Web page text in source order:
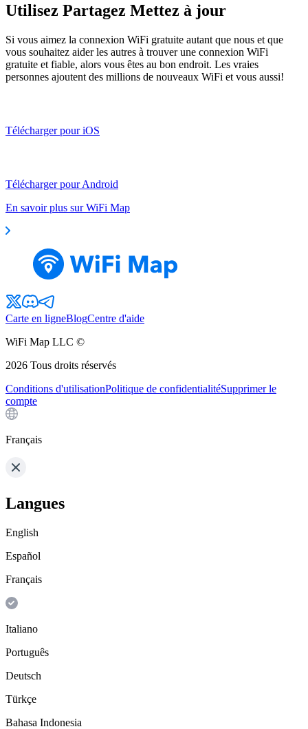
Utilisez Partagez Mettez à jour
Si vous aimez la connexion WiFi gratuite autant que nous et que
vous souhaitez aider les autres à trouver une connexion WiFi
gratuite et fiable, alors vous êtes au bon endroit. Les vraies
personnes ajoutent des millions de nouveaux WiFi et vous aussi!
Télécharger pour iOS
Télécharger pour Android
En savoir plus sur WiFi Map
Carte en ligneBlogCentre d'aide
WiFi Map LLC ©
2026 Tous droits réservés
Conditions d'utilisationPolitique de confidentialitéSupprimer le
compte
Français
Langues
English
Español
Français
Italiano
Português
Deutsch
Türkçe
Bahasa Indonesia